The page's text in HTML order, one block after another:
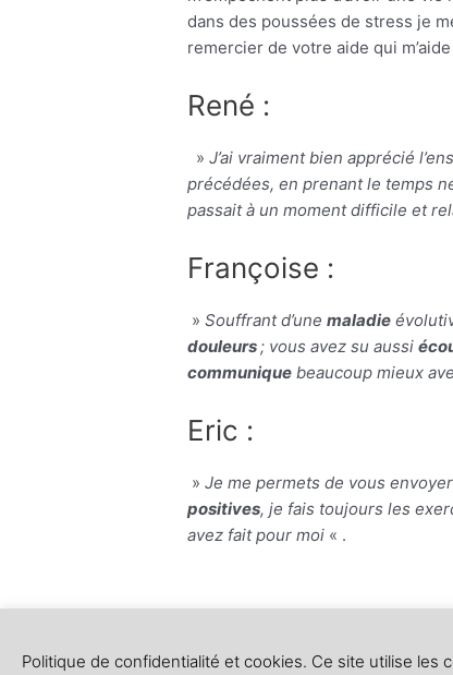
dans des poussées de stress je
remercier de votre aide qui
René :
»J’ai vraiment bien apprécié
précédées, en prenant le temps
passait à un moment difficile et
Françoise :
»Souffrant d’unemaladie
douleurs ; vous avez su aussi
communique beaucoup mieux
Eric :
»Je me permets de vous
positives, je fais toujours les
avez fait pour moi « .
Politique de confidentialité et cookies. Ce site utilise